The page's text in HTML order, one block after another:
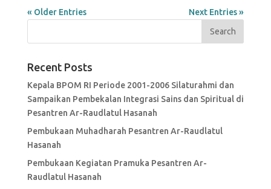
« Older Entries Next Entries »
Recent Posts
Kepala BPOM RI Periode 2001-2006 Silaturahmi dan
Sampaikan Pembekalan Integrasi Sains dan Spiritual di
Pesantren Ar-Raudlatul Hasanah
Pembukaan Muhadharah Pesantren Ar-Raudlatul
Hasanah
Pembukaan Kegiatan Pramuka Pesantren Ar-
Raudlatul Hasanah